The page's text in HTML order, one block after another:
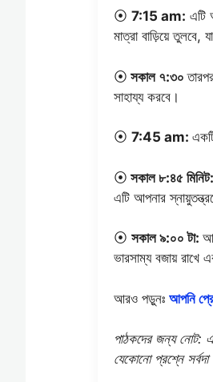
⦿ 7:15 am: এটি
মাত্রা বাড়িয়ে তুলবে,
⦿ সকাল ৭:৩০
সাহায্য করবে।
⦿ 7:45 am:
⦿ সকাল ৮:৪৫ মিনিট:
এটি আপনার
⦿ সকাল ৯:০০ টা:
ভারসাম্য বজায় রাখে
আরও পড়ুনঃ আপনি
পাঠকদের জন্য নোট:
যেকোনো প্রশ্নে